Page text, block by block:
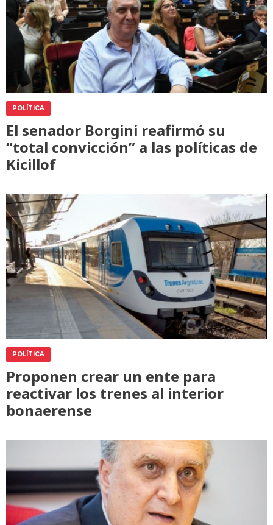
POLÍTICA
El senador Borgini reafirmó su
“total convicción” a las políticas de
Kicillof
POLÍTICA
Proponen crear un ente para
reactivar los trenes al interior
bonaerense